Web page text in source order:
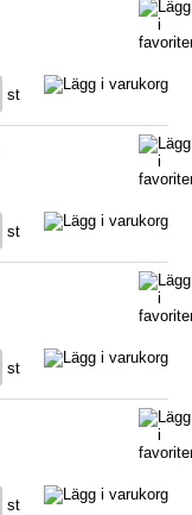
st
st
st
st